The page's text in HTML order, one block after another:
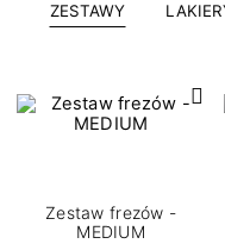
ZESTAWY
Zestaw frezów -
MEDIUM